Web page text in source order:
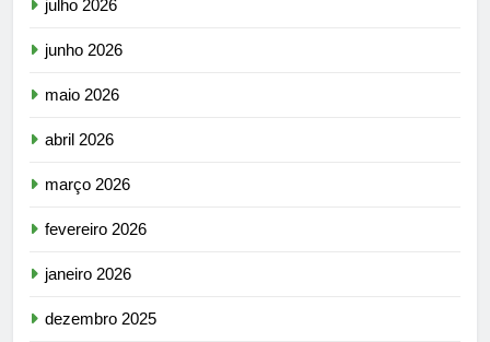
julho 2026
junho 2026
maio 2026
abril 2026
março 2026
fevereiro 2026
janeiro 2026
dezembro 2025